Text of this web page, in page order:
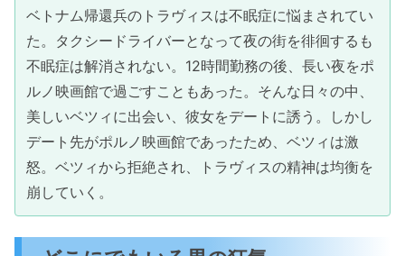
ベトナム帰還兵のトラヴィスは不眠症に悩まされてい
た。タクシードライバーとなって夜の街を徘徊するも
不眠症は解消されない。12時間勤務の後、長い夜をポ
ルノ映画館で過ごすこともあった。そんな日々の中、
美しいベツィに出会い、彼女をデートに誘う。しかし
デート先がポルノ映画館であったため、ベツィは激
怒。ベツィから拒絶され、トラヴィスの精神は均衡を
崩していく。